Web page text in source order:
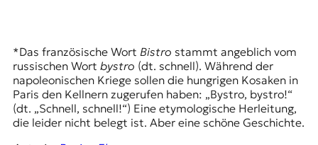
e
d
e
n
k
*Das französische Wort Bistro stammt angeblich vom
russischen Wort bystro (dt. schnell). Während der
napoleonischen Kriege sollen die hungrigen Kosaken in
Paris den Kellnern zugerufen haben: „Bystro, bystro!“
(dt. „Schnell, schnell!“) Eine etymologische Herleitung,
die leider nicht belegt ist. Aber eine schöne Geschichte.